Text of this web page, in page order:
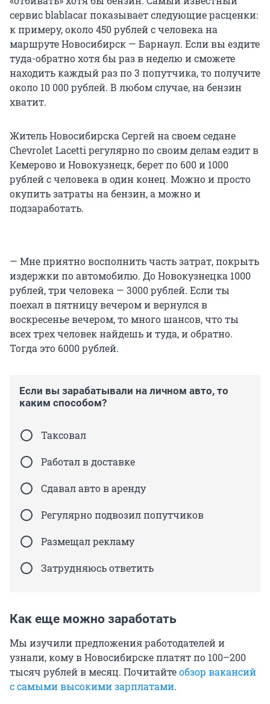
сервис blablacar показывает следующие расценки:
к примеру, около 450 рублей с человека на
маршруте Новосибирск — Барнаул. Если вы ездите
туда-обратно хотя бы раз в неделю и сможете
находить каждый раз по 3 попутчика, то получите
около 10 000 рублей. В любом случае, на бензин
хватит.
Житель Новосибирска Сергей на своем седане
Chevrolet Lacetti регулярно по своим делам ездит в
Кемерово и Новокузнецк, берет по 600 и 1000
рублей с человека в один конец. Можно и просто
окупить затраты на бензин, а можно и
подзаработать.
— Мне приятно восполнить часть затрат, покрыть
издержки по автомобилю. До Новокузнецка 1000
рублей, три человека — 3000 рублей. Если ты
поехал в пятницу вечером и вернулся в
воскресенье вечером, то много шансов, что ты
всех трех человек найдешь и туда, и обратно.
Тогда это 6000 рублей.
Если вы зарабатывали на личном авто, то
каким способом?
Таксовал
Работал в доставке
Сдавал авто в аренду
Регулярно подвозил попутчиков
Размещал рекламу
Затрудняюсь ответить
Как еще можно заработать
Мы изучили предложения работодателей и
узнали, кому в Новосибирске платят по 100–200
тысяч рублей в месяц. Почитайтеобзор вакансий
с самыми высокими зарплатами.